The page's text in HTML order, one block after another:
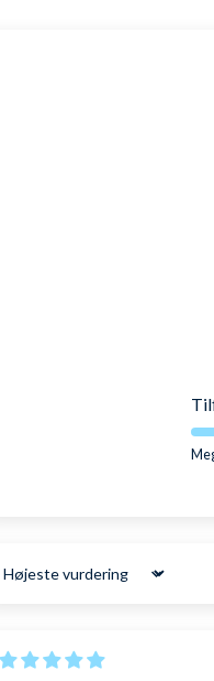
rent vand efter
Sort by